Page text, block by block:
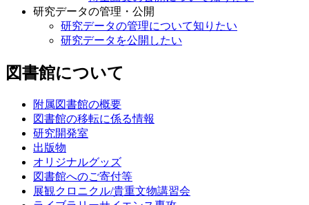
研究データの管理・公開
研究データの管理について知りたい
研究データを公開したい
図書館について
附属図書館の概要
図書館の移転に係る情報
研究開発室
出版物
オリジナルグッズ
図書館へのご寄付等
展観クロニクル/貴重文物講習会